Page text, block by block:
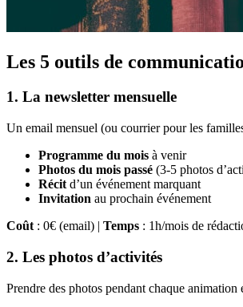
Les 5 outils de
1. La newsletter mensuelle
Un email mensuel (ou courrier pour les
Programme du mois à venir
Photos du mois passé (3-5 photos
Récit d’un événement marquant
Invitation au prochain événement
Coût : 0€ (email) | Temps : 1h/mois de
2. Les photos d’activités
Prendre des photos pendant chaque animation